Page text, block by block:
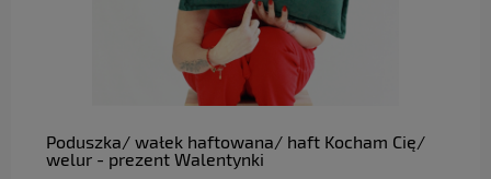
Poduszka/ wałek haftowana/ haft Kocham Cię/
welur - prezent Walentynki
do koszyka